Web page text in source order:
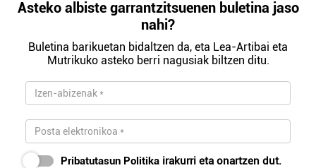
Asteko albiste garrantzitsuenen buletina jaso
nahi?
Buletina barikuetan bidaltzen da, eta Lea-Artibai eta
Mutrikuko asteko berri nagusiak biltzen ditu.
Pribatutasun Politika irakurri eta onartzen dut.